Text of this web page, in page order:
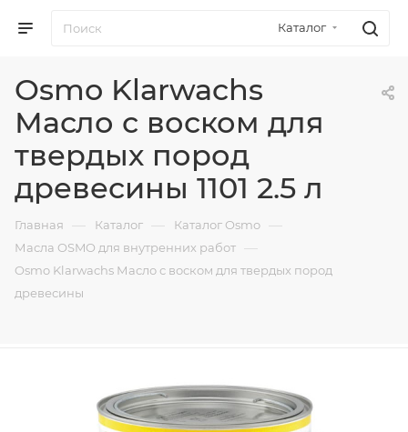
Каталог
Osmo Klarwachs
Масло с воском для
твердых пород
древесины 1101 2.5 л
Главная — Каталог — Каталог Osmo —
Масла OSMO для внутренних работ —
Osmo Klarwachs Масло с воском для твердых пород
древесины